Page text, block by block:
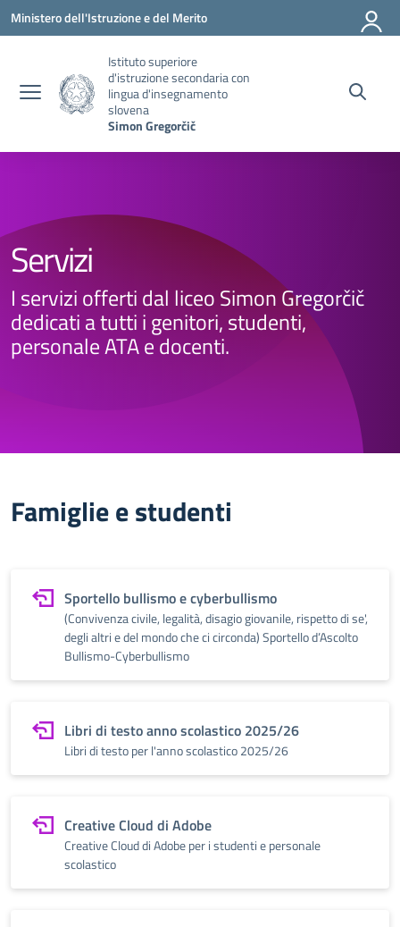
Vai ai contenuti
Vai al menu di navigazione
Vai al footer
Ministero dell'Istruzione e del Merito
Istituto superiore
d'istruzione secondaria con
lingua d'insegnamento
slovena
Simon Gregorčič
Servizi
I servizi offerti dal liceo Simon Gregorčič
dedicati a tutti i genitori, studenti,
personale ATA e docenti.
Famiglie e studenti
Sportello bullismo e cyberbullismo
(Convivenza civile, legalità, disagio giovanile, rispetto di se',
degli altri e del mondo che ci circonda) Sportello d’Ascolto
Bullismo-Cyberbullismo
Libri di testo anno scolastico 2025/26
Libri di testo per l'anno scolastico 2025/26
Creative Cloud di Adobe
Creative Cloud di Adobe per i studenti e personale
scolastico